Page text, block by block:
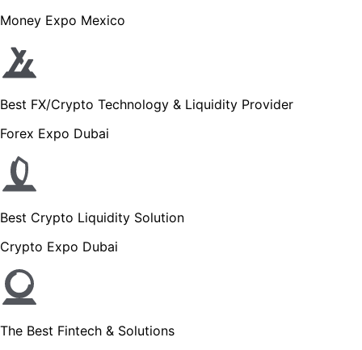
Money Expo Mexico
Best FX/Crypto Technology & Liquidity Provider
Forex Expo Dubai
Best Crypto Liquidity Solution
Crypto Expo Dubai
The Best Fintech & Solutions